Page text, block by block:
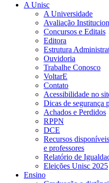
A Unisc
A Universidade
Avaliação
Concursos e Editais
Editora
Estrutura
Ouvidoria
Trabalhe Conosco
VoltarE
Contato
Acessibilidade no
Dicas de segurança
Achados e Perdidos
RPPN
DCE
Recursos
e professores
Relatório de
Eleições Unisc 2025
Ensino